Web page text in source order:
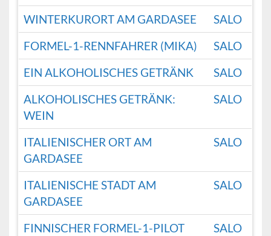
WINTERKURORT AM GARDASEE
SALO
FORMEL-1-RENNFAHRER (MIKA)
SALO
EIN ALKOHOLISCHES GETRÄNK
SALO
ALKOHOLISCHES GETRÄNK:
WEIN
SALO
ITALIENISCHER ORT AM
GARDASEE
SALO
ITALIENISCHE STADT AM
GARDASEE
SALO
FINNISCHER FORMEL-1-PILOT
SALO